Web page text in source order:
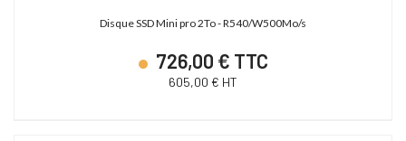
Disque SSD Mini pro 2To - R540/W500Mo/s
726,00 € TTC
605,00 € HT